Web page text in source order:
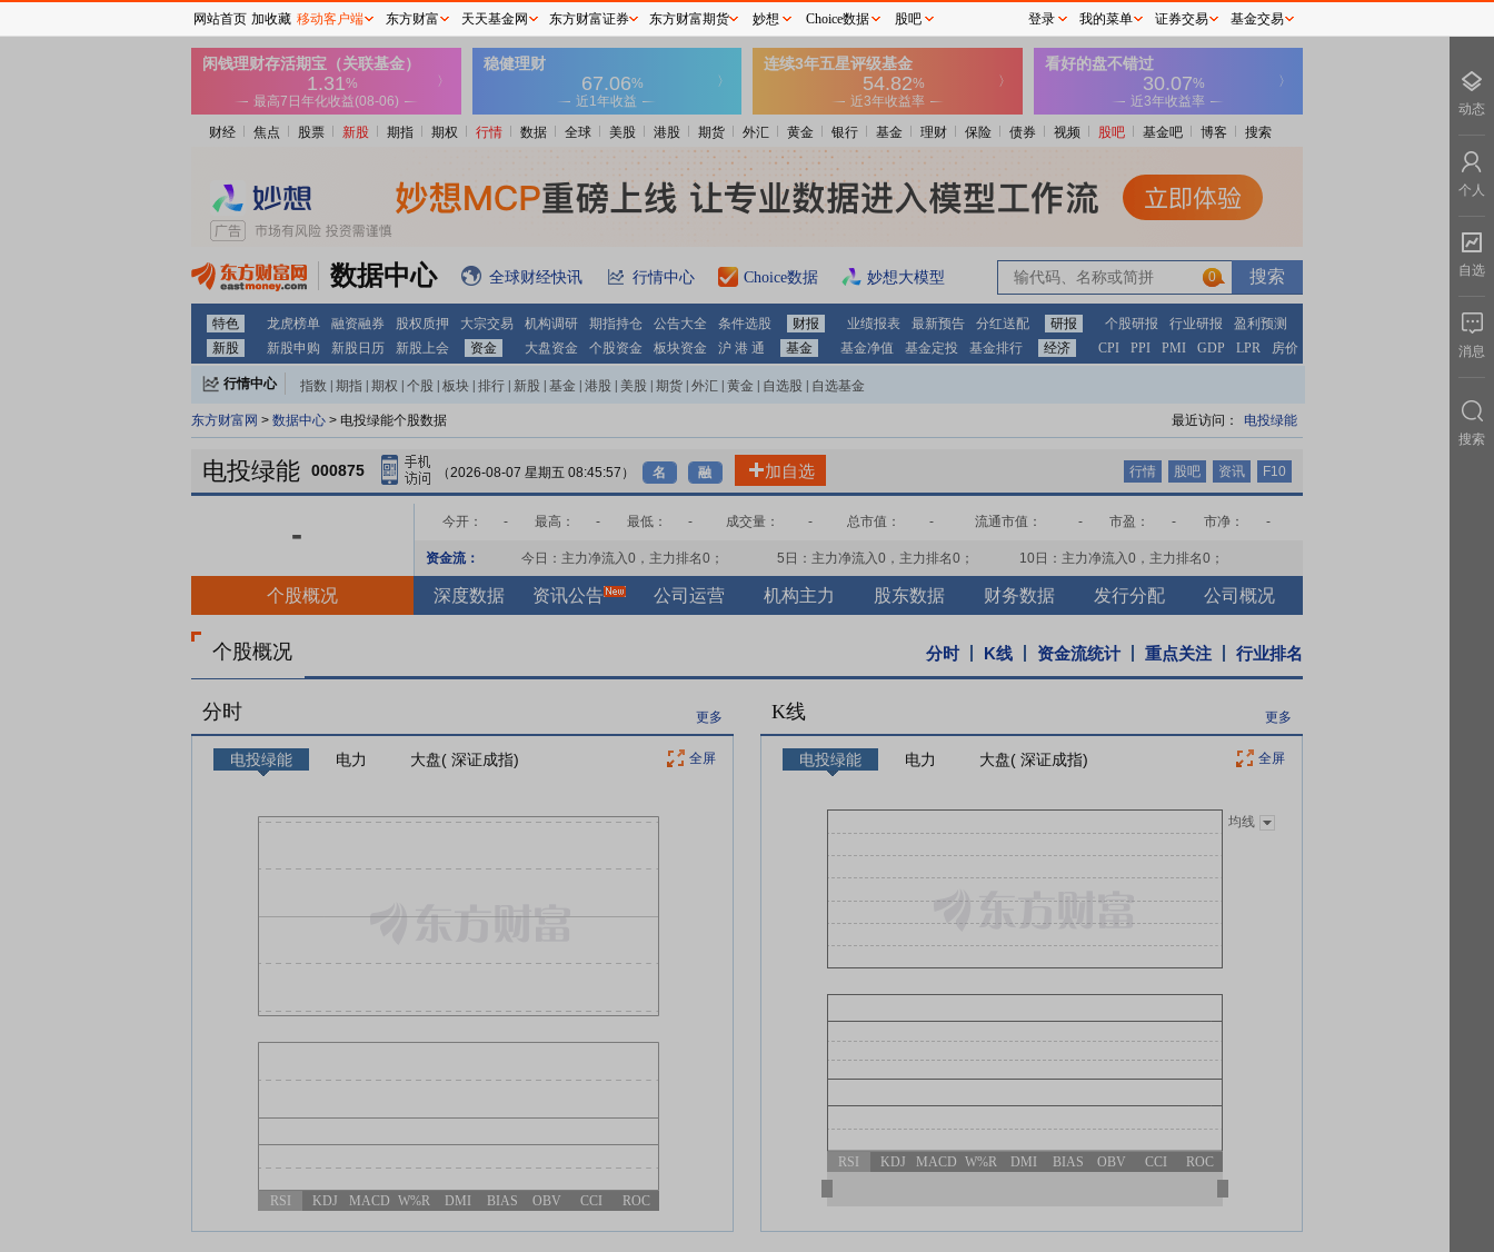
财经 焦点 股票 新股 期指 期权 行情 数据 全球 美股 港股 期货 外汇 黄金 银行 基金 理财 保险 债券 视频 股吧 基金吧 博客 搜索
数据中心 全球财经快讯 行情中心 Choice数据 妙想大模型 0
0
特色 龙虎榜单 融资融券 股权质押 大宗交易 机构调研 期指持仓 公告大全 条件选股 财报 业绩报表 最新预告 分红送配 研报 个股研报 行业研报
盈利预测
新股
新股申购 新股日历 新股上会 资金 大盘资金 个股资金 板块资金 沪 港 通 基金 基金净值 基金定投 基金排行 经济 CPI PPI PMI GDP LPR 房价
行情中心 指数 期指 期权 个股 板块 排行 新股 基金 港股 美股 期货 外汇 黄金 自选股 自选基金
东方财富网 > 数据中心 > 电投绿能个股数据 最近访问： 电投绿能
电投绿能 000875 （2026-08-07 星期五 08:45:57） 名 融 加自选 行情 股吧 资讯 F10
- 今开： - 最高： - 最低： - 成交量： - 总市值： - 流通市值： - 市盈： - 市净： -
资金流： 今日：主力净流入0 ，主力排名0 ； 5日：主力净流入0 ，主力排名0 ； 10日：主力净流入0 ，主力排名0 ；
个股概况 深度数据 资讯公告 公司运营 机构主力 股东数据 财务数据 发行分配 公司概况
个股概况 分时 K线 资金流统计 重点关注 行业排名
分时 更多
电投绿能 电力 大盘( 深证成指) 全屏
RSI KDJ MACD W%R DMI BIAS OBV CCI ROC
K线 更多
电投绿能 电力 大盘( 深证成指) 全屏
均线
RSI KDJ MACD W%R DMI BIAS OBV CCI ROC
网站首页 加收藏 移动客户端 东方财富 天天基金网 东方财富证券 东方财富期货 妙想 Choice数据 股吧 登录 我的菜单 证券交易 基金交易
动态
个人
自选
消息
搜索